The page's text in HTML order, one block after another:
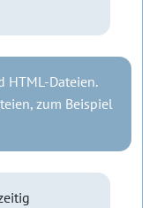
HTML-Dateien.
zum Beispiel